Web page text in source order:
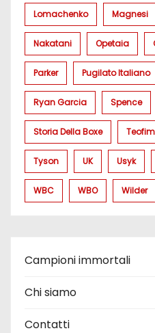
Lomachenko Magnesi
Nakatani Opetaia
Parker Pugilato Italiano
Ryan Garcia Spence
Storia Della Boxe
Tyson UK Usyk
WBC WBO Wilder
Campioni immortali
Chi siamo
Contatti